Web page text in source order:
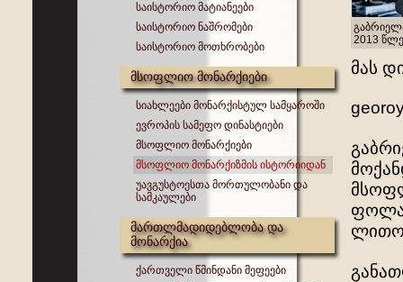
საისტორიო მატიანეები
საისტორიო ნაშრომები
საისტორიო მოთხრობები
მსოფლიო მონარქიები
სიახლეები მონარქისტულ სამყაროში
ევროპის სამეფო დინასტიები
მსოფლიო მონარქიები
მსოფლიო მონარქიზმის ისტორიიდან
უავგუსტოესთა მორთულობანი და
სამკაულები
მართლმადიდებლობა და
მონარქია
ქართველი წმინდანი მეფეები
2013
მას